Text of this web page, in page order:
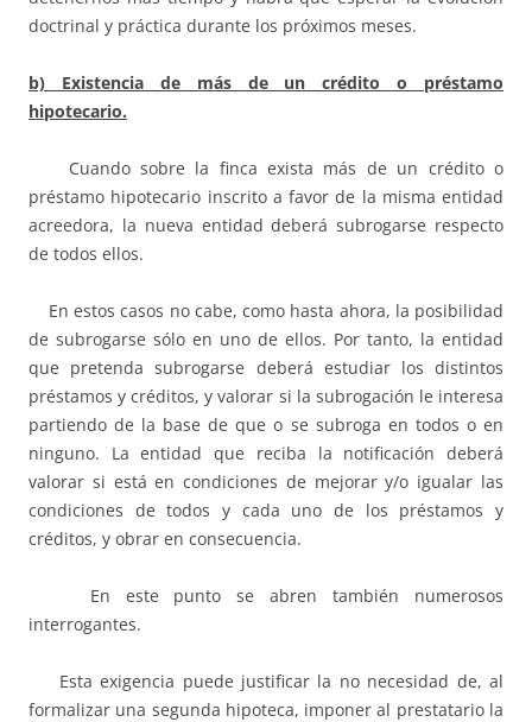
doctrinal y práctica durante los próximos meses.
b) Existencia de más de un crédito o préstamo
hipotecario.
Cuando sobre la finca exista más de un crédito o
préstamo hipotecario inscrito a favor de la misma entidad
acreedora, la nueva entidad deberá subrogarse respecto
de todos ellos.
En estos casos no cabe, como hasta ahora, la posibilidad
de subrogarse sólo en uno de ellos. Por tanto, la entidad
que pretenda subrogarse deberá estudiar los distintos
préstamos y créditos, y valorar si la subrogación le interesa
partiendo de la base de que o se subroga en todos o en
ninguno. La entidad que reciba la notificación deberá
valorar si está en condiciones de mejorar y/o igualar las
condiciones de todos y cada uno de los préstamos y
créditos, y obrar en consecuencia.
En este punto se abren también numerosos
interrogantes.
Esta exigencia puede justificar la no necesidad de, al
formalizar una segunda hipoteca, imponer al prestatario la